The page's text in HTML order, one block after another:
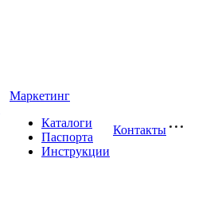
Маркетинг
Каталоги
Паспорта
Инструкции
Контакты